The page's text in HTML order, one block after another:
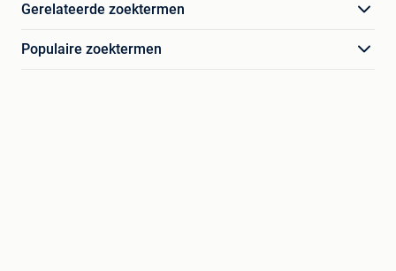
Gerelateerde zoektermen
Populaire zoektermen